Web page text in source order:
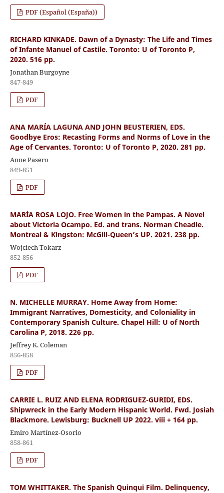
PDF (Español (España))
RICHARD KINKADE. Dawn of a Dynasty: The Life and Times
of Infante Manuel of Castile. Toronto: U of Toronto P,
2020. 516 pp.
Jonathan Burgoyne
847-849
PDF
ANA MARÍA LAGUNA AND JOHN BEUSTERIEN, EDS.
Goodbye Eros: Recasting Forms and Norms of Love in the
Age of Cervantes. Toronto: U of Toronto P, 2020. 281 pp.
Anne Pasero
849-851
PDF
MARÍA ROSA LOJO. Free Women in the Pampas. A Novel
about Victoria Ocampo. Ed. and trans. Norman Cheadle.
Montreal & Kingston: McGill-Queen’s UP. 2021. 238 pp.
Wojciech Tokarz
852-856
PDF
N. MICHELLE MURRAY. Home Away from Home:
Immigrant Narratives, Domesticity, and Coloniality in
Contemporary Spanish Culture. Chapel Hill: U of North
Carolina P, 2018. 226 pp.
Jeffrey K. Coleman
856-858
PDF
CARRIE L. RUIZ AND ELENA RODRIGUEZ-GURIDI, EDS.
Shipwreck in the Early Modern Hispanic World. Fwd. Josiah
Blackmore. Lewisburg: Bucknell UP 2022. viii + 164 pp.
Emiro Martínez-Osorio
858-861
PDF
TOM WHITTAKER. The Spanish Quinqui Film. Delinquency,